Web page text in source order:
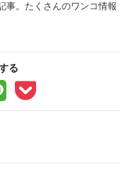
事。たくさんのワンコ情報
る